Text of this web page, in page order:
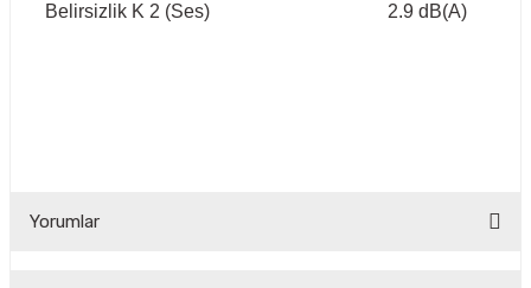
Belirsizlik K 2 (Ses)
2.9 dB(A)
Yorumlar